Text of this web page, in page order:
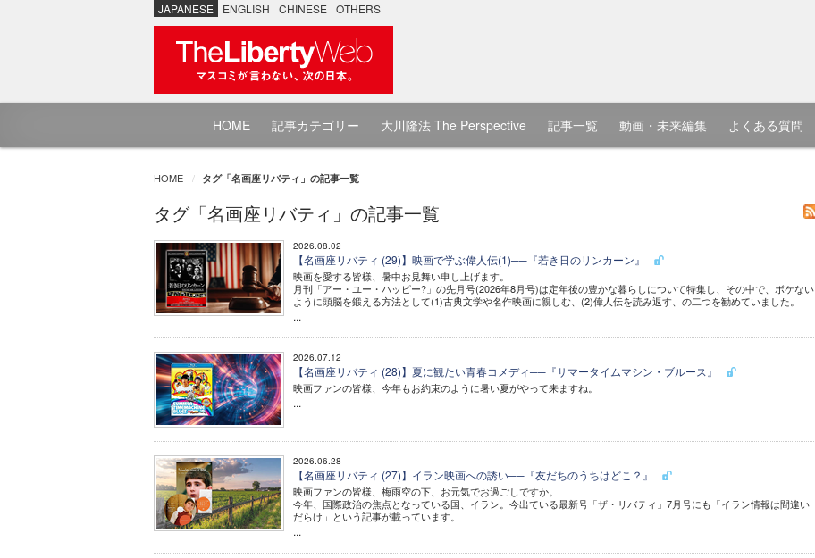
JAPANESE ENGLISH CHINESE OTHERS
HOME 記事カテゴリー 大川隆法 The Perspective 記事一覧 動画・未来編集 よくある質問
HOME タグ「名画座リバティ」の記事一覧
タグ「名画座リバティ」の記事一覧
2026.08.02
【名画座リバティ (29)】映画で学ぶ偉人伝(1)──『若き日のリンカーン』
映画を愛する皆様、暑中お見舞い申し上げます。
月刊「アー・ユー・ハッピー?」の先月号(2026年8月号)は定年後の豊かな暮らしについて特集し、その中で、ボケない
ように頭脳を鍛える方法として(1)古典文学や名作映画に親しむ、(2)偉人伝を読み返す、の二つを勧めていました。
...
2026.07.12
【名画座リバティ (28)】夏に観たい青春コメディ──『サマータイムマシン・ブルース』
映画ファンの皆様、今年もお約束のように暑い夏がやって来ますね。
...
2026.06.28
【名画座リバティ (27)】イラン映画への誘い──『友だちのうちはどこ？』
映画ファンの皆様、梅雨空の下、お元気でお過ごしですか。
今年、国際政治の焦点となっている国、イラン。今出ている最新号「ザ・リバティ」7月号にも「イラン情報は間違い
だらけ」という記事が載っています。
...